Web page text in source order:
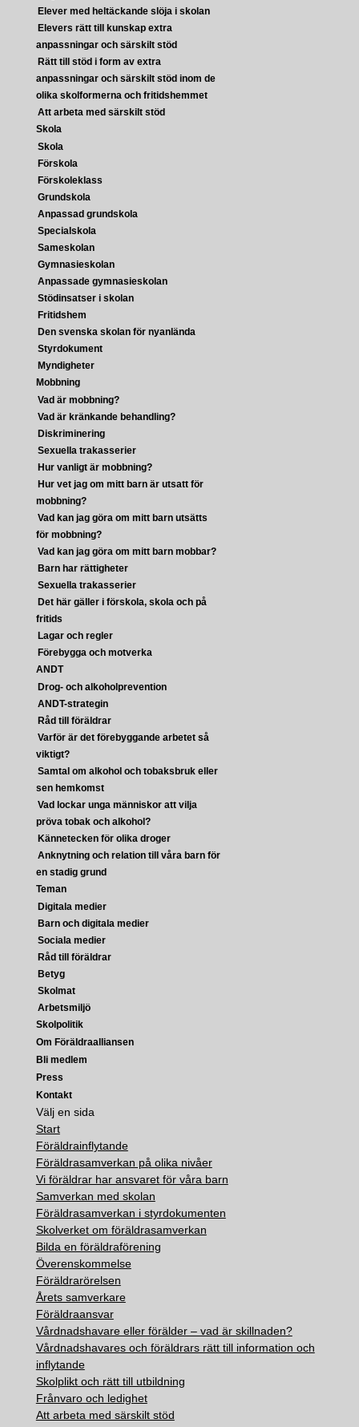
Elever med heltäckande slöja i skolan
Elevers rätt till kunskap extra
anpassningar och särskilt stöd
Rätt till stöd i form av extra
anpassningar och särskilt stöd inom de
olika skolformerna och fritidshemmet
Att arbeta med särskilt stöd
Skola
Skola
Förskola
Förskoleklass
Grundskola
Anpassad grundskola
Specialskola
Sameskolan
Gymnasieskolan
Anpassade gymnasieskolan
Stödinsatser i skolan
Fritidshem
Den svenska skolan för nyanlända
Styrdokument
Myndigheter
Mobbning
Vad är mobbning?
Vad är kränkande behandling?
Diskriminering
Sexuella trakasserier
Hur vanligt är mobbning?
Hur vet jag om mitt barn är utsatt för
mobbning?
Vad kan jag göra om mitt barn utsätts
för mobbning?
Vad kan jag göra om mitt barn mobbar?
Barn har rättigheter
Sexuella trakasserier
Det här gäller i förskola, skola och på
fritids
Lagar och regler
Förebygga och motverka
ANDT
Drog- och alkoholprevention
ANDT-strategin
Råd till föräldrar
Varför är det förebyggande arbetet så
viktigt?
Samtal om alkohol och tobaksbruk eller
sen hemkomst
Vad lockar unga människor att vilja
pröva tobak och alkohol?
Kännetecken för olika droger
Anknytning och relation till våra barn för
en stadig grund
Teman
Digitala medier
Barn och digitala medier
Sociala medier
Råd till föräldrar
Betyg
Skolmat
Arbetsmiljö
Skolpolitik
Om Föräldraalliansen
Bli medlem
Press
Kontakt
Välj en sida
Start
Föräldrainflytande
Föräldrasamverkan på olika nivåer
Vi föräldrar har ansvaret för våra barn
Samverkan med skolan
Föräldrasamverkan i styrdokumenten
Skolverket om föräldrasamverkan
Bilda en föräldraförening
Överenskommelse
Föräldrarörelsen
Årets samverkare
Föräldraansvar
Vårdnadshavare eller förälder – vad är skillnaden?
Vårdnadshavares och föräldrars rätt till information och
inflytande
Skolplikt och rätt till utbildning
Frånvaro och ledighet
Att arbeta med särskilt stöd